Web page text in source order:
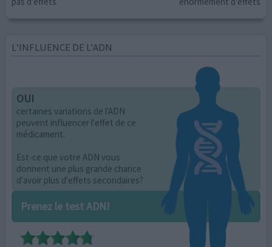
L’INFLUENCE DE L'ADN
OUI
certaines variations de l'ADN
peuvent influencer l'effet de ce
médicament.
Est-ce que votre ADN vous
donnent une plus grande chance
d'avoir plus d'effets secondaires?
Prenez le test ADN!